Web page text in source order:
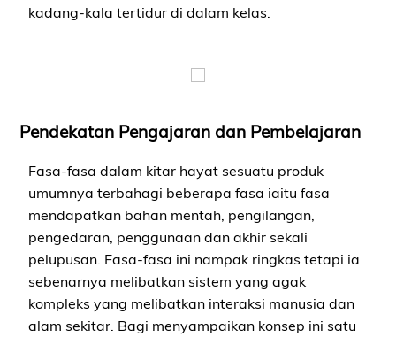
kadang-kala tertidur di dalam kelas.
Pendekatan Pengajaran dan Pembelajaran
Fasa-fasa dalam kitar hayat sesuatu produk
umumnya terbahagi beberapa fasa iaitu fasa
mendapatkan bahan mentah, pengilangan,
pengedaran, penggunaan dan akhir sekali
pelupusan. Fasa-fasa ini nampak ringkas tetapi ia
sebenarnya melibatkan sistem yang agak
kompleks yang melibatkan interaksi manusia dan
alam sekitar. Bagi menyampaikan konsep ini satu